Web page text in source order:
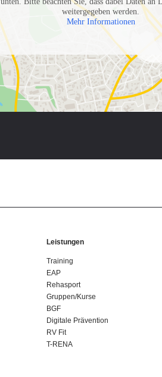
weitergegeben werden.
Mehr Informationen
Leistungen
Training
EAP
Rehasport
Gruppen/Kurse
BGF
Digitale Prävention
RV Fit
T-RENA